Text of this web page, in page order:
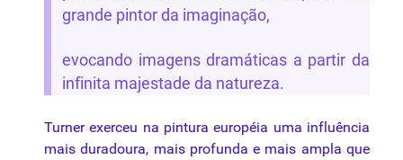
grande pintor da imaginação,
evocando imagens dramáticas a partir da
infinita majestade da natureza.
Turner exerceu na pintura européia uma influência
mais duradoura, mais profunda e mais ampla que